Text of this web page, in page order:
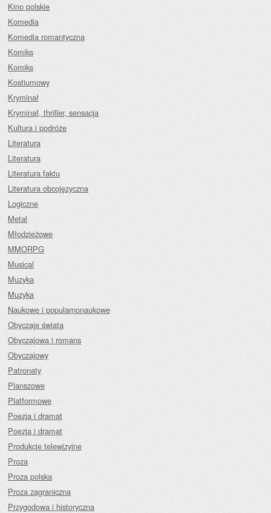
Kino polskie
Komedia
Komedia romantyczna
Komiks
Komiks
Kostiumowy
Kryminał
Kryminał, thriller, sensacja
Kultura i podróże
Literatura
Literatura
Literatura faktu
Literatura obcojęzyczna
Logiczne
Metal
Młodzieżowe
MMORPG
Musical
Muzyka
Muzyka
Naukowe i popularnonaukowe
Obyczaje świata
Obyczajowa i romans
Obyczajowy
Patronaty
Planszowe
Platformowe
Poezja i dramat
Poezja i dramat
Produkcje telewizyjne
Proza
Proza polska
Proza zagraniczna
Przygodowa i historyczna